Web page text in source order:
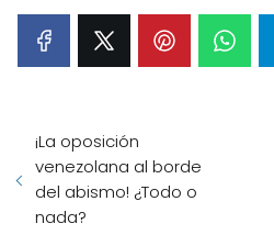
¡La oposición
venezolana al borde
del abismo! ¿Todo o
nada?